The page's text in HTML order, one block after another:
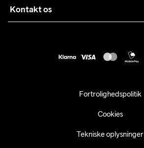
Sustainability
Kundeservice
Kontakt os
Fortrolighedspolitik
Cookies
Tekniske oplysninger